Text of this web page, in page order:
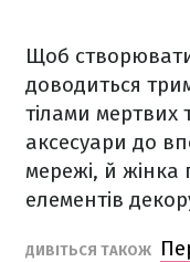
Щоб створювати
доводиться
тілами мертвих
аксесуари до
мережі, й жінка
елементів
ДИВІТЬСЯ ТАКОЖ